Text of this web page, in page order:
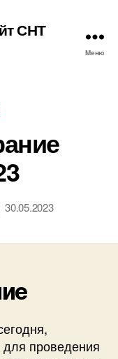
СНТ
Меню
30.05.2023
проведения